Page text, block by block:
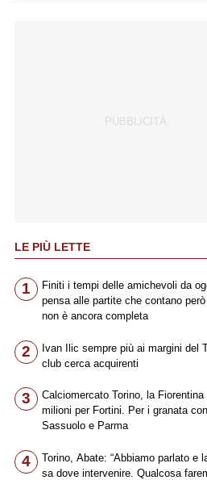
LE PIÙ LETTE
1
Finiti i tempi delle amichevoli da
pensa alle partite che contano
non è ancora completa
2
Ivan Ilic sempre più ai margini del
club cerca acquirenti
3
Calciomercato Torino, la Fiorentina
milioni per Fortini. Per i granata
Sassuolo e Parma
4
Torino, Abate: “Abbiamo parlato e
sa dove intervenire. Qualcosa